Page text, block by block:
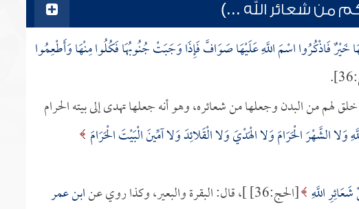
من شعائر الله ...)
خَيْرٌ فَاذْكُرُوا اسْمَ اللَّهِ عَلَيْهَا صَوَافَّ فَإِذَا وَجَبَتْ جُنُوبُهَا فَكُلُوا مِنْهَا وَأَطْعِمُوا
خلق لهم من البدن وجعلها من شعائره، وهو أنه جعلها تهدى إلى بيته الحرام
وَلا الشَّهْرَ الْحَرَامَ وَلا الْهَدْيَ وَلا الْقَلائِدَ وَلا آمِّينَ الْبَيْتَ الْحَرَامَ
اللَّهِ [الحج:36] ]، قال: البقرة والبعير، وكذا روي عن
ابن عمر